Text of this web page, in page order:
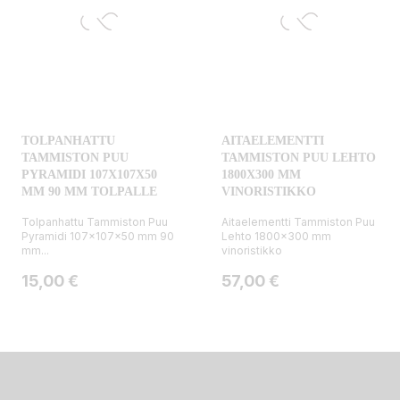
TOLPANHATTU
TAMMISTON PUU
PYRAMIDI 107X107X50
MM 90 MM TOLPALLE
Tolpanhattu Tammiston Puu
Pyramidi 107x107x50 mm 90
mm...
Hinta
15,00 €
AITAELEMENTTI
TAMMISTON PUU LEHTO
1800X300 MM
VINORISTIKKO
Aitaelementti Tammiston Puu
Lehto 1800x300 mm
vinoristikko
Hinta
57,00 €